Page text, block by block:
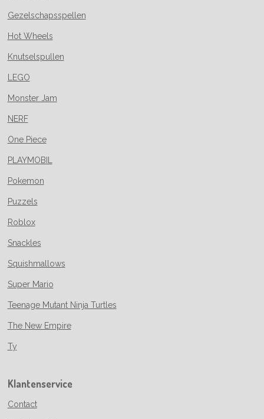
Gezelschapsspellen
Hot Wheels
Knutselspullen
LEGO
Monster Jam
NERF
One Piece
PLAYMOBIL
Pokemon
Puzzels
Roblox
Snackles
Squishmallows
Super Mario
Teenage Mutant Ninja Turtles
The New Empire
Ty
Klantenservice
Contact